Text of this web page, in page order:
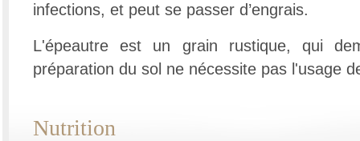
infections, et peut se passer d’engrais.
L'épeautre est un grain rustique, qui
préparation du sol ne nécessite pas l'usage
Nutrition